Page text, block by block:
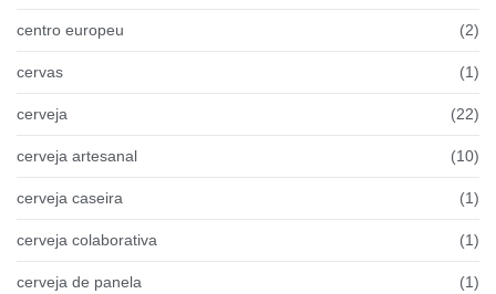
centro europeu (2)
cervas (1)
cerveja (22)
cerveja artesanal (10)
cerveja caseira (1)
cerveja colaborativa (1)
cerveja de panela (1)